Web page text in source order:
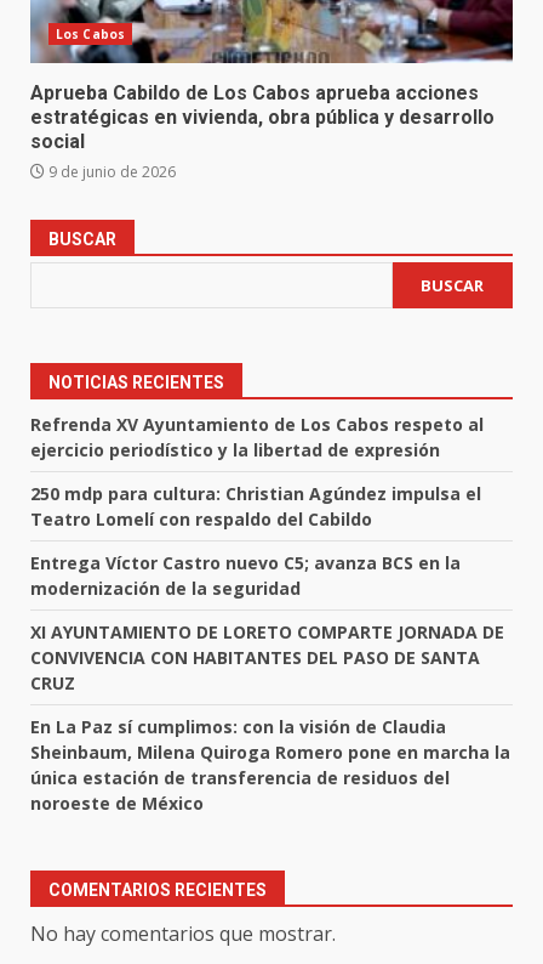
Los Cabos
Aprueba Cabildo de Los Cabos aprueba acciones
estratégicas en vivienda, obra pública y desarrollo
social
9 de junio de 2026
BUSCAR
BUSCAR
NOTICIAS RECIENTES
Refrenda XV Ayuntamiento de Los Cabos respeto al
ejercicio periodístico y la libertad de expresión
250 mdp para cultura: Christian Agúndez impulsa el
Teatro Lomelí con respaldo del Cabildo
Entrega Víctor Castro nuevo C5; avanza BCS en la
modernización de la seguridad
XI AYUNTAMIENTO DE LORETO COMPARTE JORNADA DE
CONVIVENCIA CON HABITANTES DEL PASO DE SANTA
CRUZ
En La Paz sí cumplimos: con la visión de Claudia
Sheinbaum, Milena Quiroga Romero pone en marcha la
única estación de transferencia de residuos del
noroeste de México
COMENTARIOS RECIENTES
No hay comentarios que mostrar.